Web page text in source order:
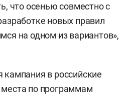
что осенью совместно с
новых правил
на одном из вариантов»,
в российские
по программам